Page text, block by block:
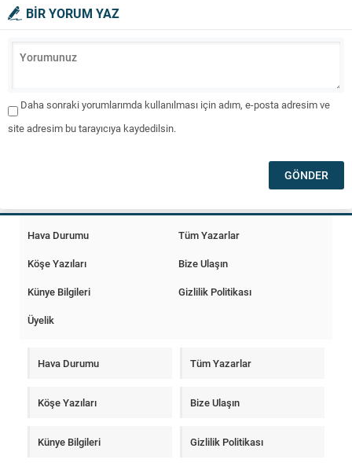
BİR YORUM YAZ
Daha sonraki yorumlarımda kullanılması için adım, e-posta adresim ve
site adresim bu tarayıcıya kaydedilsin.
Hava Durumu
Tüm Yazarlar
Köşe Yazıları
Bize Ulaşın
Künye Bilgileri
Gizlilik Politikası
Üyelik
Hava Durumu Tüm Yazarlar
Köşe Yazıları Bize Ulaşın
Künye Bilgileri Gizlilik Politikası